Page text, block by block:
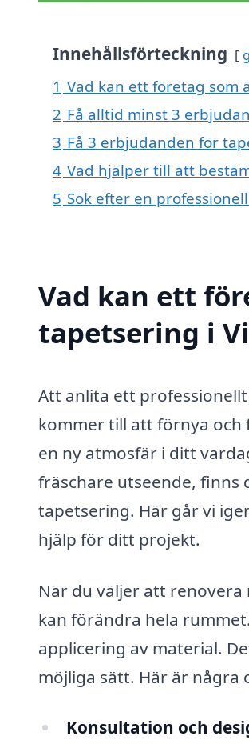
Innehållsförteckning
1 Vad kan ett företag som
2 Få alltid minst 3
3 Få 3 erbjudanden för
4 Vad hjälper till att
5 Sök efter en
Vad kan ett
tapetsering i
Att anlita ett
kommer till att förnya och
en ny atmosfär i ditt
fräschare utseende, finns
tapetsering. Här går vi
hjälp för ditt projekt.
När du väljer att
kan förändra hela
applicering av material.
möjliga sätt. Här är
Konsultation och